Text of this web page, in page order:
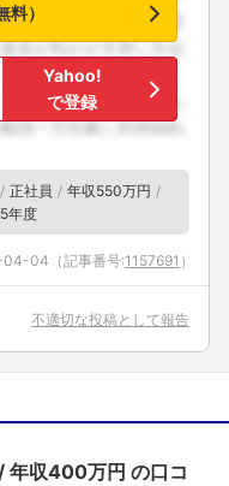
料）
Yahoo!
で登録
正社員
年収550万円
年度
04-04 （記事番号:1157691 ）
不適切な投稿として報告
年収400万円 の口コ